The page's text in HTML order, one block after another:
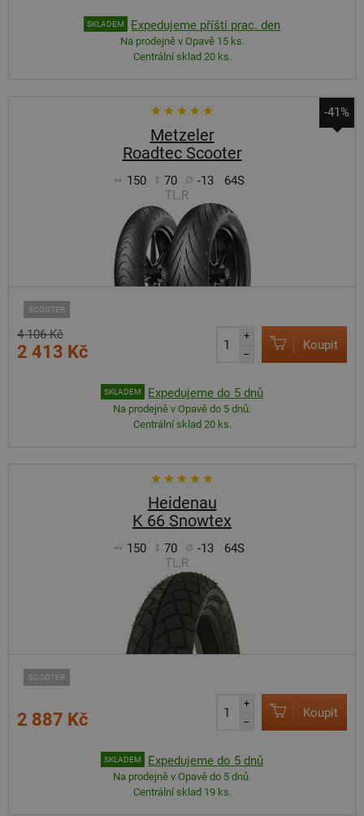
SKLADEM Expedujeme příští prac. den
Na prodejně v Opavě 15 ks.
Centrální sklad 20 ks.
-41%
Metzeler
Roadtec Scooter
150 70 -13
64S
TL,R
SCOOTER
4 106 Kč
2 413 Kč
+
–
Koupit
SKLADEM Expedujeme do 5 dnů
Na prodejně v Opavě do 5 dnů.
Centrální sklad 20 ks.
Heidenau
K 66 Snowtex
150 70 -13
64S
TL,R
SCOOTER
2 887 Kč
+
–
Koupit
SKLADEM Expedujeme do 5 dnů
Na prodejně v Opavě do 5 dnů.
Centrální sklad 19 ks.